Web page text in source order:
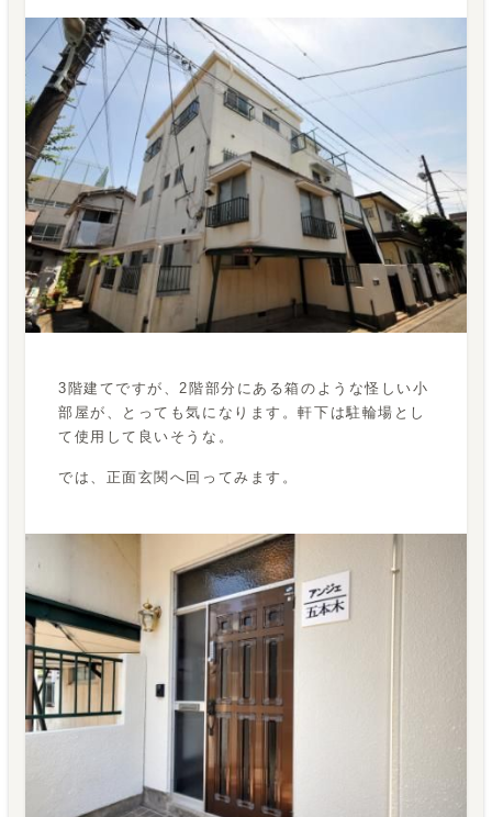
3階建てですが、2階部分にある箱のような怪しい小
部屋が、とっても気になります。軒下は駐輪場とし
て使用して良いそうな。
では、正面玄関へ回ってみます。